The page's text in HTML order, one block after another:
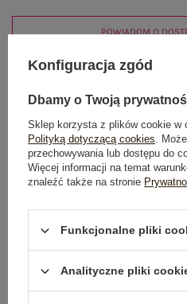
POWIADOM O
Produkt niedostępny
OPIS PRODUKTU
GŁÓWNE PARAMETRY
Konfiguracja zgód
Dbamy o Twoją
Sklep korzysta z plików cookie w
Polityką dotyczącą cookies.
przechowywania lub dostępu do
Więcej informacji na temat
znaleźć także na stronie
Funkcjonalne pliki
Analityczne pliki